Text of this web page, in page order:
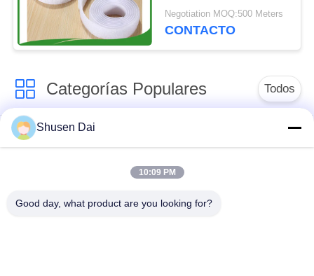
grados Celsius, cinta
de gancho en anchos
Negotiation MOQ:500 Meters
CONTACTO
Categorías Populares Todos
gancho y cinta del
lazo
plásticos
Gancho y cinta
encargo del gancho y
Shusen Dai
10:09 PM
Good day, what product are you looking for?